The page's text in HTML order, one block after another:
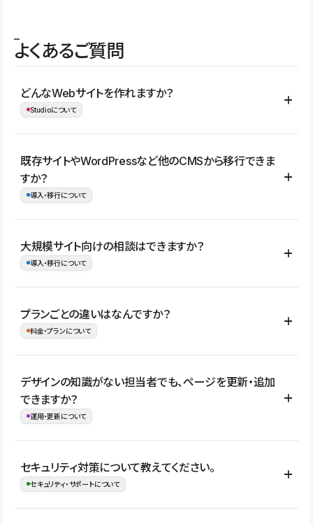
よくあるご質問
どんなWebサイトを作れますか？
Studioについて
コーポレートサイト、サービスサイト、LP、採用サイト、ブロ
グ・メディア、イベントサイト、店舗・商品紹介サイト、ポートフ
ォリオなど幅広く制作できます。
既存サイトやWordPressなど他のCMSから移行できま
すか？
導入・移行について
はい。既存サイトの構成やコンテンツ、URLを整理したうえで、
Studio上に再構築する形で移行できます。 WordPressの場合は、
イト全体のデザインや設定がそのまま移行されるわけではないた
め、移行後にページ構成やデザイン、CMS設計、URL・リダイレク
大規模サイト向けの相談はできますか？
導入・移行について
はい。アクセス規模が大きいサイトや、複数部門での運用、権限管
理、セキュリティ確認、既存システムとの連携など、個別の要件が
ない段階でも、お問い合わせください。
お問合せはこちら
プランごとの違いはなんですか？
料金・プランについて
公開ページ数、バージョン履歴の期間、CMS利用数の上限、権限
管理の有無などがプランごとに異なります。詳しくは料金プランペ
ージをご覧ください。
デザインの知識がない担当者でも、ページを更新・追加
できますか？
運用・更新について
はい。CMSやコンポーネントを活用して更新範囲を設計しておく
ことで、デザインを崩しにくい状態で運用できます。 さらにコン
セキュリティ対策について教えてください。
セキュリティ・サポートについて